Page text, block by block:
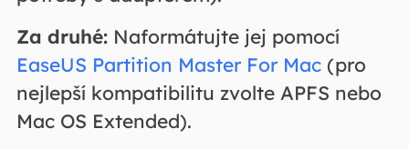
Za druhé:Naformátujte jej pomocí
EaseUS Partition Master For Mac(pro
nejlepší kompatibilitu zvolte APFS nebo
Mac OS Extended).